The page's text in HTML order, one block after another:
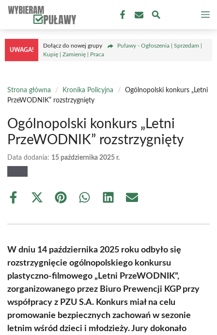
Przejdź
treści
UWAGA!
Dołącz do nowej grupy
Puławy - Ogłoszenia | Sprzedam |
Kupię | Zamienię | Praca
Strona główna / Kronika Policyjna /
Ogólnopolski konkurs „Letni
PrzeWODNIK” rozstrzygnięty
Ogólnopolski konkurs „Letni
PrzeWODNIK” rozstrzygnięty
Data dodania: 15 października 2025 r.
Share
Share
(Twitter)
Share Share Share Share
W dniu 14 października 2025 roku odbyło się
rozstrzygnięcie ogólnopolskiego konkursu
plastyczno-filmowego „Letni PrzeWODNIK”,
zorganizowanego przez Biuro Prewencji KGP przy
współpracy z PZU S.A. Konkurs miał na celu
promowanie bezpiecznych zachowań w sezonie
letnim wśród dzieci i młodzieży. Jury dokonało